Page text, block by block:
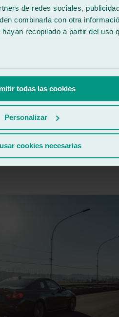
de redes sociales,
combinarla con otra
recopilado a partir del uso
todas las cookies
Personalizar
cookies necesarias
de lunas a la ITV y a tu